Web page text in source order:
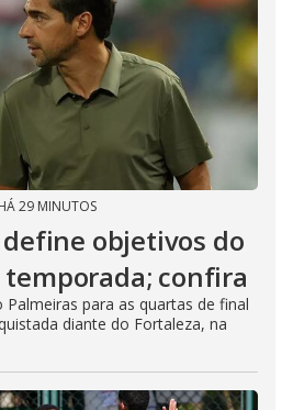
29 MINUTOS
objetivos do
temporada; confira
para as quartas de final
diante do Fortaleza, na